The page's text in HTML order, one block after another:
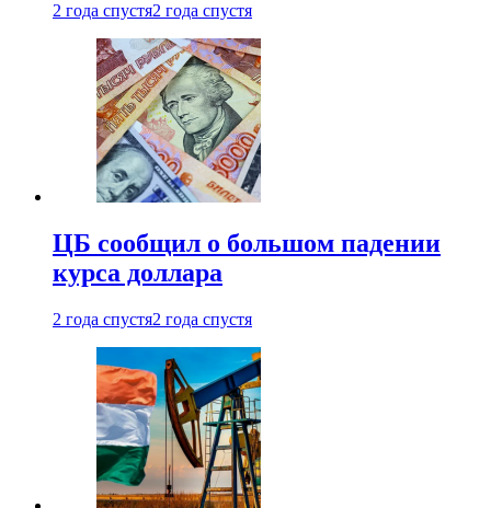
2 года спустя2 года спустя
ЦБ сообщил о большом падении
курса доллара
2 года спустя2 года спустя